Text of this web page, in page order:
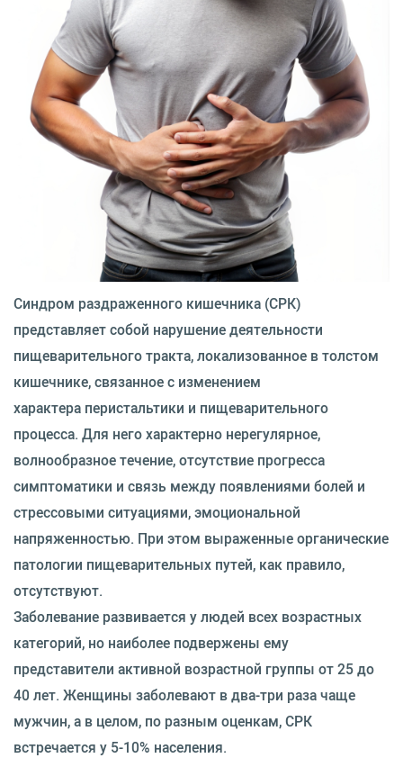
Синдром раздраженного кишечника (СРК)
представляет собой нарушение деятельности
пищеварительного тракта, локализованное в толстом
кишечнике, связанное с изменением
характера перистальтики и пищеварительного
процесса. Для него характерно нерегулярное,
волнообразное течение, отсутствие прогресса
симптоматики и связь между появлениями болей и
стрессовыми ситуациями, эмоциональной
напряженностью. При этом выраженные органические
патологии пищеварительных путей, как правило,
отсутствуют.
Заболевание развивается у людей всех возрастных
категорий, но наиболее подвержены ему
представители активной возрастной группы от 25 до
40 лет. Женщины заболевают в два-три раза чаще
мужчин, а в целом, по разным оценкам, СРК
встречается у 5-10% населения.